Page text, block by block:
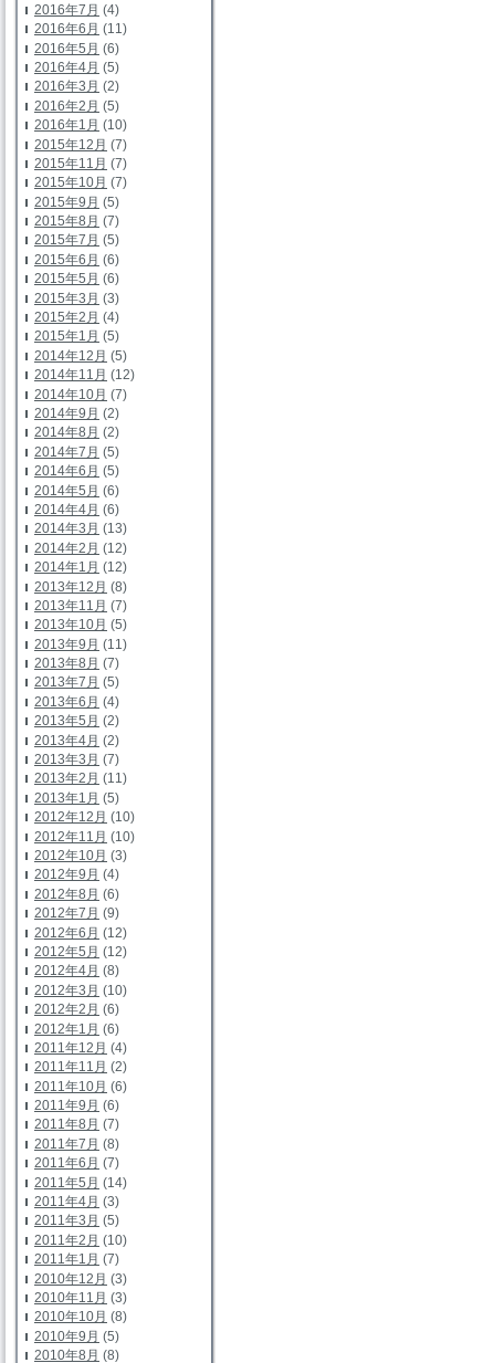
2016年7月 (4)
2016年6月 (11)
2016年5月 (6)
2016年4月 (5)
2016年3月 (2)
2016年2月 (5)
2016年1月 (10)
2015年12月 (7)
2015年11月 (7)
2015年10月 (7)
2015年9月 (5)
2015年8月 (7)
2015年7月 (5)
2015年6月 (6)
2015年5月 (6)
2015年3月 (3)
2015年2月 (4)
2015年1月 (5)
2014年12月 (5)
2014年11月 (12)
2014年10月 (7)
2014年9月 (2)
2014年8月 (2)
2014年7月 (5)
2014年6月 (5)
2014年5月 (6)
2014年4月 (6)
2014年3月 (13)
2014年2月 (12)
2014年1月 (12)
2013年12月 (8)
2013年11月 (7)
2013年10月 (5)
2013年9月 (11)
2013年8月 (7)
2013年7月 (5)
2013年6月 (4)
2013年5月 (2)
2013年4月 (2)
2013年3月 (7)
2013年2月 (11)
2013年1月 (5)
2012年12月 (10)
2012年11月 (10)
2012年10月 (3)
2012年9月 (4)
2012年8月 (6)
2012年7月 (9)
2012年6月 (12)
2012年5月 (12)
2012年4月 (8)
2012年3月 (10)
2012年2月 (6)
2012年1月 (6)
2011年12月 (4)
2011年11月 (2)
2011年10月 (6)
2011年9月 (6)
2011年8月 (7)
2011年7月 (8)
2011年6月 (7)
2011年5月 (14)
2011年4月 (3)
2011年3月 (5)
2011年2月 (10)
2011年1月 (7)
2010年12月 (3)
2010年11月 (3)
2010年10月 (8)
2010年9月 (5)
2010年8月 (8)